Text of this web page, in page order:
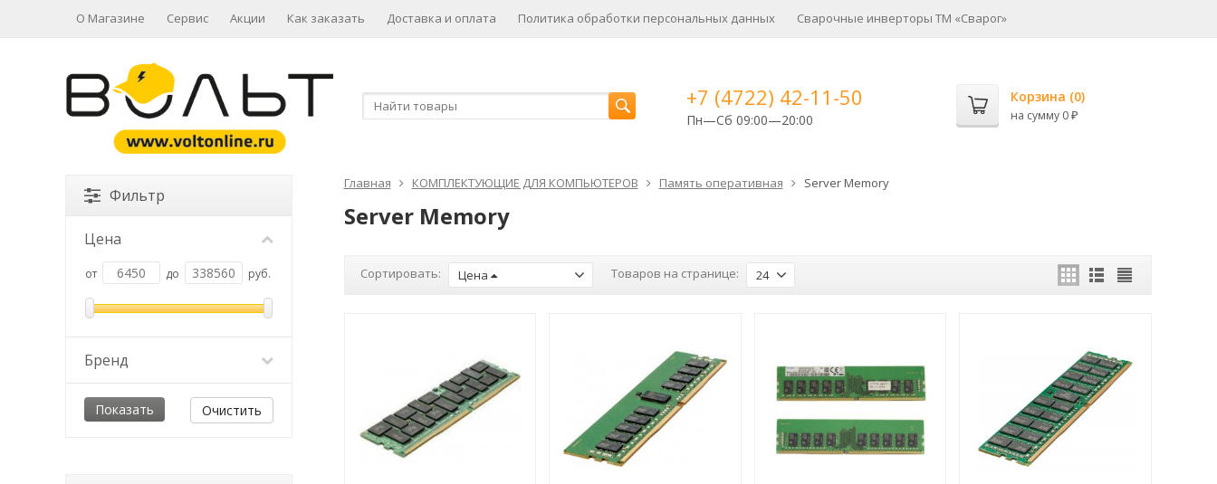
О Магазине Сервис Акции Как заказать Доставка и оплата Политика обработки персональных данных Сварочные инверторы ТМ «Сварог»
+7 (4722) 42-11-50
Пн—Сб 09:00—20:00
Корзина (0)
на сумму 0 ₽
Главная КОМПЛЕКТУЮЩИЕ ДЛЯ КОМПЬЮТЕРОВ Память оперативная Server Memory
Server Memory
Сортировать: Цена Товаров на странице: 24
Фильтр
Цена
от до руб.
Бренд
Очистить